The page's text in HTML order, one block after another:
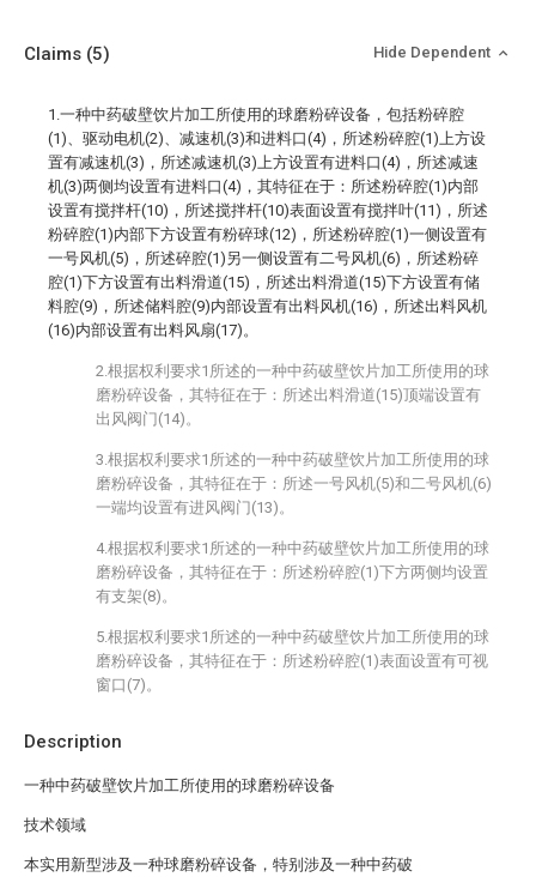
Description
一种中药破壁饮片加工所使用的球磨粉碎设备
技术领域
本实用新型涉及一种球磨粉碎设备，特别涉及一种中药破
Claims (5) Hide Dependent
1.一种中药破壁饮片加工所使用的球磨粉碎设备，包括粉碎腔
(1)、驱动电机(2)、减速机(3)和进料口(4)，所述粉碎腔(1)上方设
置有减速机(3)，所述减速机(3)上方设置有进料口(4)，所述减速
机(3)两侧均设置有进料口(4)，其特征在于：所述粉碎腔(1)内部
设置有搅拌杆(10)，所述搅拌杆(10)表面设置有搅拌叶(11)，所述
粉碎腔(1)内部下方设置有粉碎球(12)，所述粉碎腔(1)一侧设置有
一号风机(5)，所述碎腔(1)另一侧设置有二号风机(6)，所述粉碎
腔(1)下方设置有出料滑道(15)，所述出料滑道(15)下方设置有储
料腔(9)，所述储料腔(9)内部设置有出料风机(16)，所述出料风机
(16)内部设置有出料风扇(17)。
2.根据权利要求1所述的一种中药破壁饮片加工所使用的球
磨粉碎设备，其特征在于：所述出料滑道(15)顶端设置有
出风阀门(14)。
3.根据权利要求1所述的一种中药破壁饮片加工所使用的球
磨粉碎设备，其特征在于：所述一号风机(5)和二号风机(6)
一端均设置有进风阀门(13)。
4.根据权利要求1所述的一种中药破壁饮片加工所使用的球
磨粉碎设备，其特征在于：所述粉碎腔(1)下方两侧均设置
有支架(8)。
5.根据权利要求1所述的一种中药破壁饮片加工所使用的球
磨粉碎设备，其特征在于：所述粉碎腔(1)表面设置有可视
窗口(7)。